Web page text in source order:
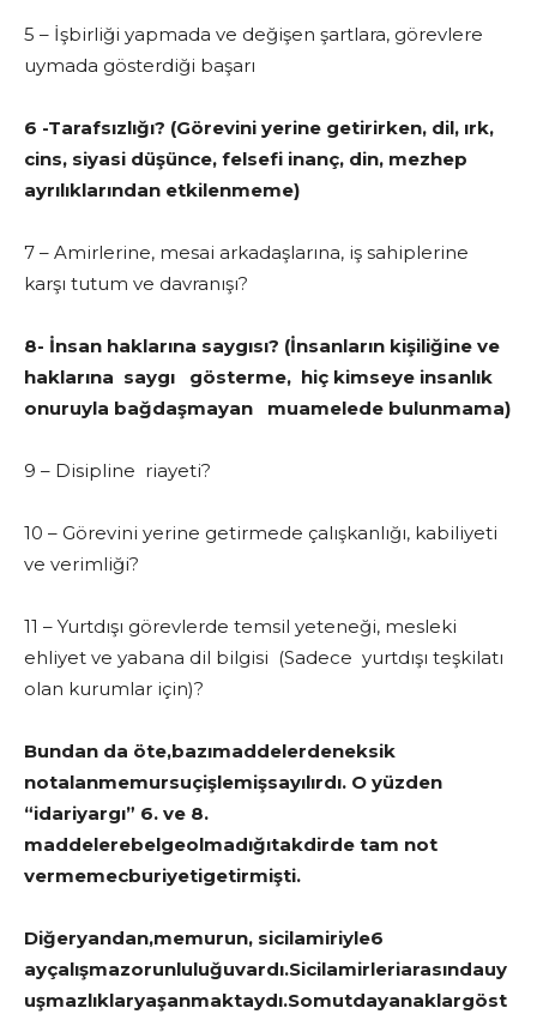
5 – İşbirliği yapmada ve değişen şartlara, gö­revlere
uymada gösterdi­ği başarı
6 -Tarafsızlığı? (Gö­revini yerine getirirken, dil, ırk,
cins, siyasi dü­şünce, felsefi inanç, din, mezhep
ayrılıklarından etkilenmeme)
7 – Amirlerine, mesai arkadaşlarına, iş sahiple­rine
karşı tutum ve dav­ranışı?
8- İnsan haklarına saygısı? (İn­sanların kişiliğine ve
haklarına saygı gösterme, hiç kimseye insanlık
onuruyla bağdaşmayan muamelede bulunmama)
9 – Disipline riayeti?
10 – Görevini yerine ge­tirmede çalışkanlığı, ka­biliyeti
ve verimliği?
11 – Yurtdışı görevler­de temsil yeteneği, mes­leki
ehliyet ve yabana dil bilgisi (Sadece yurtdışı teşkilatı
olan kurumlar için)?
Bundan da öte,bazımaddelerdeneksik
notalanmemursuçişlemişsayılırdı. O yüzden
“idariyargı” 6. ve 8.
maddelerebelgeolmadığıtakdirde tam not
vermemecburiyetigetirmişti.
Diğeryandan,memurun, sicilamiriyle6
ayçalışmazorunluluğuvardı.Sicilamirleriarasındauy
uşmazlıklaryaşanmaktaydı.Somutdayanaklargöst